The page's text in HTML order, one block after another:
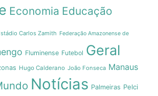
Economia Educação
Carlos Zamith Federação Amazonense de
Fluminense Futebol Geral
Hugo Calderano João Fonseca Manaus
Notícias Palmeiras Pelci